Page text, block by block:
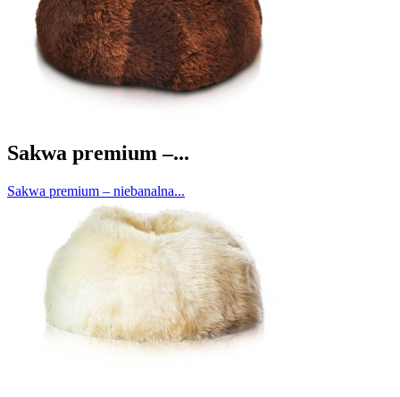
Sakwa premium –...
Sakwa premium – niebanalna...